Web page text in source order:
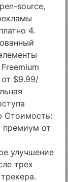
source,
4.
от $9.99/
Стоимость:
премиум от
улучшение
трех